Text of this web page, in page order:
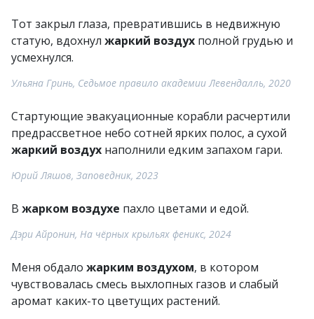
Тот закрыл глаза, превратившись в недвижную
статую, вдохнул жаркий воздух полной грудью и
усмехнулся.
Ульяна Гринь, Седьмое правило академии Левендалль, 2020
Стартующие эвакуационные корабли расчертили
предрассветное небо сотней ярких полос, а сухой
жаркий воздух наполнили едким запахом гари.
Юрий Ляшов, Заповедник, 2023
В жарком воздухе пахло цветами и едой.
Дэри Айронин, На чёрных крыльях феникс, 2024
Меня обдало жарким воздухом, в котором
чувствовалась смесь выхлопных газов и слабый
аромат каких-то цветущих растений.